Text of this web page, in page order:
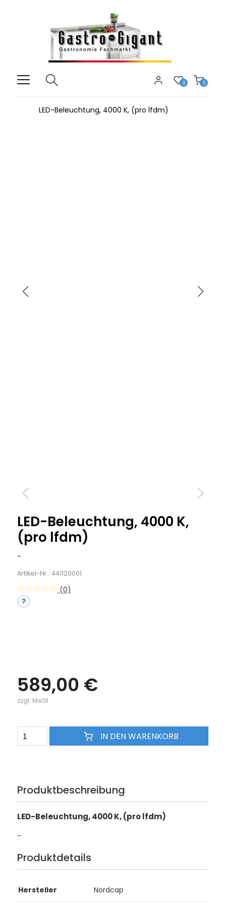
0
0
LED-Beleuchtung, 4000 K, (pro lfdm)
LED-Beleuchtung, 4000 K,
(pro lfdm)
-
Artikel-Nr.: 441120001
(0)
?
589,00 €
zzgl. MwSt
IN DEN WARENKORB
Produktbeschreibung
LED-Beleuchtung, 4000 K, (pro lfdm)
-
Produktdetails
Hersteller Nordcap